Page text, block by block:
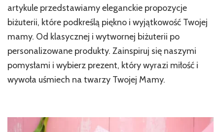
artykule przedstawiamy eleganckie propozycje
biżuterii, które podkreślą piękno i wyjątkowość Twojej
mamy. Od klasycznej i wytwornej biżuterii po
personalizowane produkty. Zainspiruj się naszymi
pomysłami i wybierz prezent, który wyrazi miłość i
wywoła uśmiech na twarzy Twojej Mamy.